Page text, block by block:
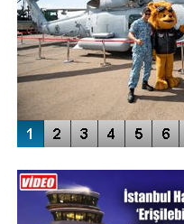
ENGELLERİN AŞILDIĞI HAVALİMANI